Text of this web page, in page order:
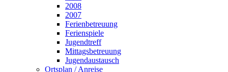
2008
2007
Ferienbetreuung
Ferienspiele
Jugendtreff
Mittagsbetreuung
Jugendaustausch
Ortsplan / Anreise